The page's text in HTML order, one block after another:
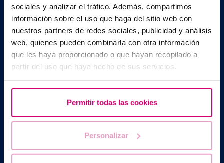
sociales y analizar el tráfico. Además, compartimos
información sobre el uso que haga del sitio web con
nuestros partners de redes sociales, publicidad y análisis
web, quienes pueden combinarla con otra información
que les haya proporcionado o que hayan recopilado a
partir del uso que haya hecho de sus servicios.
Permitir todas las cookies
Personalizar
Barcelona IVF
Planetarium Building
Escoles Pies, 103. 08017 Barcelona, Spain
+34 934 176 916
info@bcnivf.com
Barcelona IVF is a Healthcare Centre approved by the Generalitat
of Catalonia and authorized to operate as a Human Assisted